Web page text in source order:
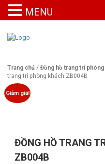
Trang chủ / Đồng hồ trang trí
trang trí phòng khách ZB004B
Giảm giá!
ĐỒNG HỒ TRANG
ZB004B
MENU